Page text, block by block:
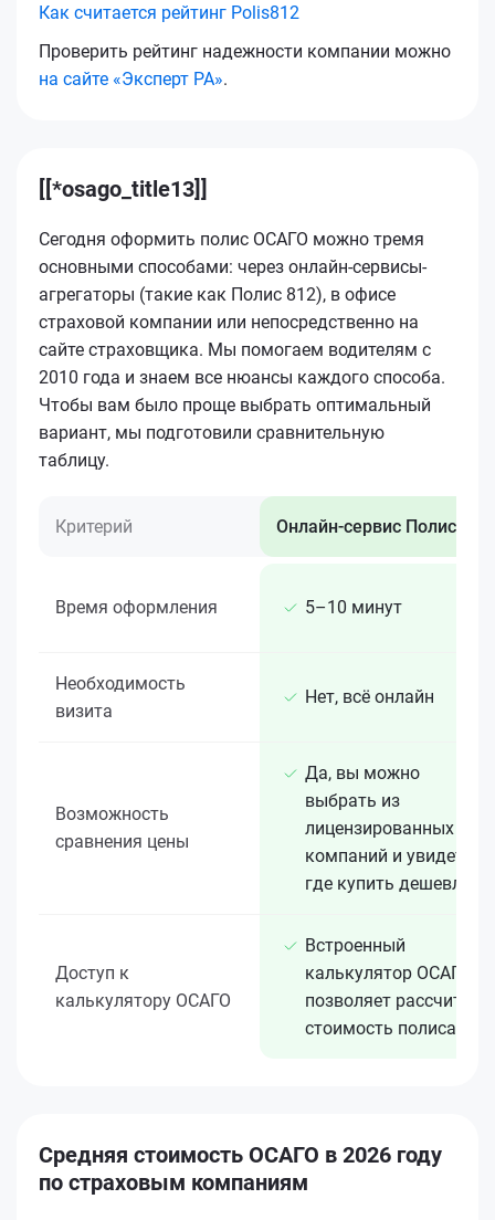
Как считается рейтинг Polis812
Проверить рейтинг надежности компании можно
на сайте «Эксперт РА».
[[*osago_title13]]
Сегодня оформить полис ОСАГО можно тремя
основными способами: через онлайн-сервисы-
агрегаторы (такие как Полис 812), в офисе
страховой компании или непосредственно на
сайте страховщика. Мы помогаем водителям с
2010 года и знаем все нюансы каждого способа.
Чтобы вам было проще выбрать оптимальный
вариант, мы подготовили сравнительную
таблицу.
Критерий Онлайн-сервис Полис 812
Время оформления 5–10 минут
Необходимость
визита
Нет, всё онлайн
Возможность
сравнения цены
Да, вы можно
выбрать из
лицензированных 15+
компаний и увидеть,
где купить дешевле
Доступ к
калькулятору ОСАГО
Встроенный
калькулятор ОСАГО
позволяет рассчитать
стоимость полиса
Средняя стоимость ОСАГО в 2026 году
по страховым компаниям